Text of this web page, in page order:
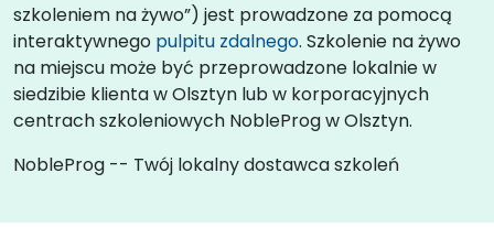
szkoleniem na żywo”) jest prowadzone za pomocą
interaktywnego pulpitu zdalnego. Szkolenie na żywo
na miejscu może być przeprowadzone lokalnie w
siedzibie klienta w Olsztyn lub w korporacyjnych
centrach szkoleniowych NobleProg w Olsztyn.
NobleProg -- Twój lokalny dostawca szkoleń